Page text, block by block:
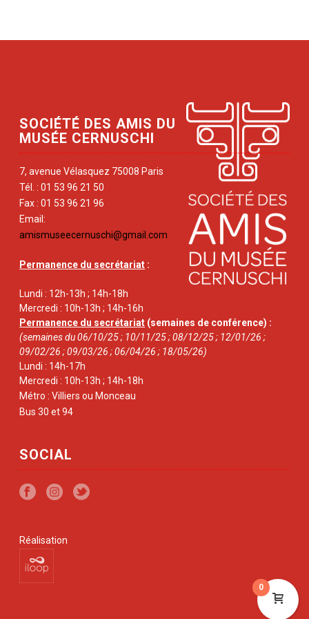
SOCIÉTÉ DES AMIS DU
MUSÉE CERNUSCHI
7, avenue Vélasquez 75008 Paris
Tél. : 01 53 96 21 50
Fax : 01 53 96 21 96
Email:
amismuseecernuschi@gmail.com
Permanence du secrétariat :
Lundi : 12h-13h ; 14h-18h
Mercredi : 10h-13h ; 14h-16h
Permanence du secrétariat (semaines de conférence) :
(semaines du 06/10/25 ; 10/11/25 ; 08/12/25 ; 12/01/26 ;
09/02/26 ; 09/03/26 ; 06/04/26 ; 18/05/26)
Lundi : 14h-17h
Mercredi : 10h-13h ; 14h-18h
Métro : Villiers ou Monceau
Bus 30 et 94
SOCIAL
Réalisation
0